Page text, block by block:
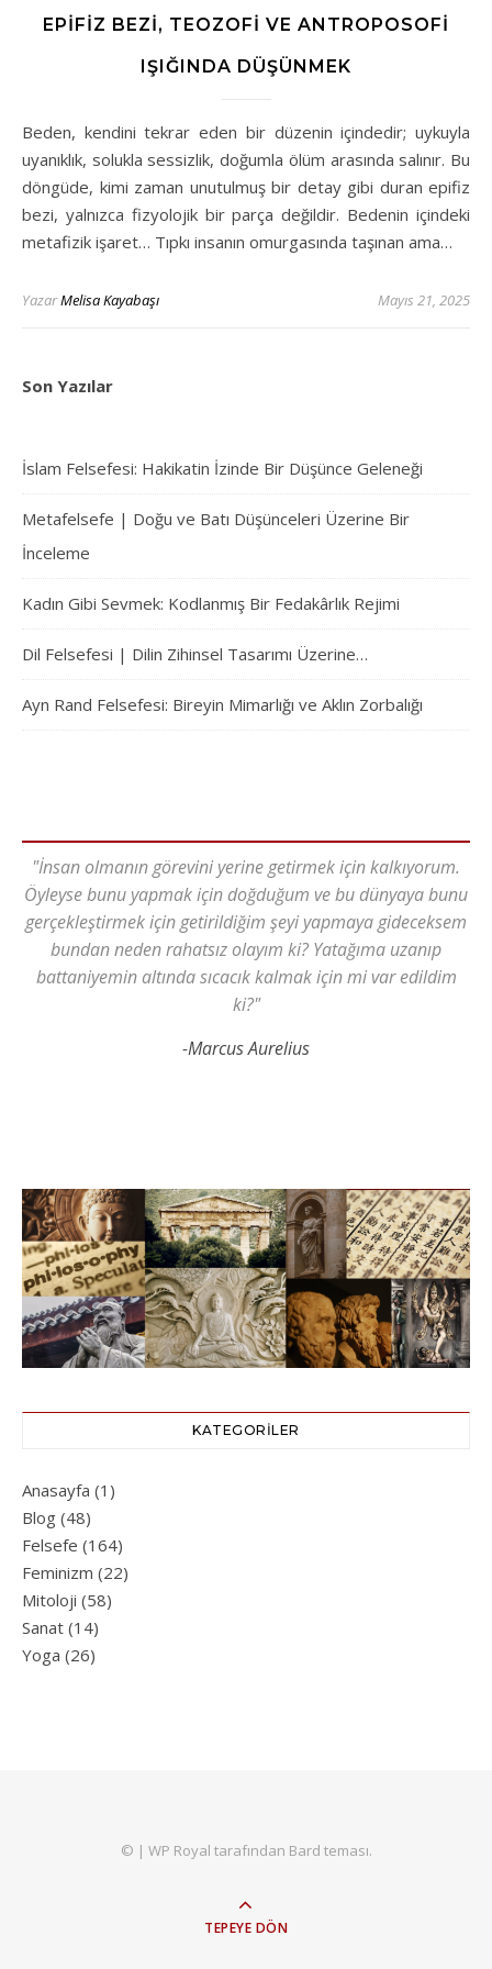
EPIFIZ BEZI, TEOZOFI VE ANTROPOSOFI
IŞIĞINDA DÜŞÜNMEK
Beden, kendini tekrar eden bir düzenin içindedir; uykuyla
uyanıklık, solukla sessizlik, doğumla ölüm arasında salınır. Bu
döngüde, kimi zaman unutulmuş bir detay gibi duran epifiz
bezi, yalnızca fizyolojik bir parça değildir. Bedenin içindeki
metafizik işaret… Tıpkı insanın omurgasında taşınan ama…
YazarMelisa Kayabaşı Mayıs 21, 2025
Son Yazılar
İslam Felsefesi: Hakikatin İzinde Bir Düşünce Geleneği
Metafelsefe | Doğu ve Batı Düşünceleri Üzerine Bir
İnceleme
Kadın Gibi Sevmek: Kodlanmış Bir Fedakârlık Rejimi
Dil Felsefesi | Dilin Zihinsel Tasarımı Üzerine…
Ayn Rand Felsefesi: Bireyin Mimarlığı ve Aklın Zorbalığı
"İnsan olmanın görevini yerine getirmek için kalkıyorum.
Öyleyse bunu yapmak için doğduğum ve bu dünyaya bunu
gerçekleştirmek için getirildiğim şeyi yapmaya gideceksem
bundan neden rahatsız olayım ki? Yatağıma uzanıp
battaniyemin altında sıcacık kalmak için mi var edildim
ki?"
-Marcus Aurelius
KATEGORILER
Anasayfa (1)
Blog (48)
Felsefe (164)
Feminizm (22)
Mitoloji (58)
Sanat (14)
Yoga (26)
© | WP Royal tarafından Bard teması.
TEPEYE DÖN